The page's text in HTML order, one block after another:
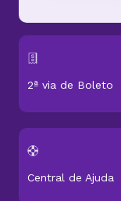
2ª via de Boleto
Central de Ajuda